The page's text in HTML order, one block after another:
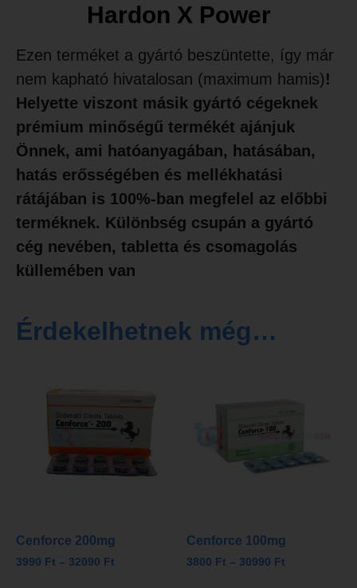
Hardon X Power
Ezen terméket a gyártó beszüntette, így már
nem kapható hivatalosan (maximum hamis)!
Helyette viszont másik gyártó cégeknek
prémium minőségű termékét ajánjuk
Önnek, ami hatóanyagában, hatásában,
hatás erősségében és mellékhatási
rátájában is 100%-ban megfelel az előbbi
terméknek. Különbség csupán a gyártó
cég nevében, tabletta és csomagolás
küllemében van
Érdekelhetnek még…
Cenforce 200mg
3990 Ft – 32090 Ft
Cenforce 100mg
3800 Ft – 30990 Ft